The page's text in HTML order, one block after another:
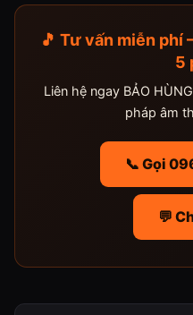
🎵 Tư vấn miễn
5
Liên hệ ngay BẢO
pháp âm
📞 Gọi
💬